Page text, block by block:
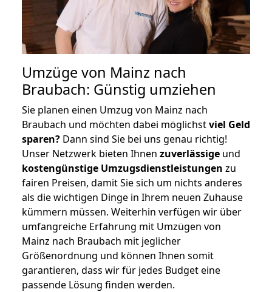
Umzüge von Mainz nach
Braubach: Günstig umziehen
Sie planen einen Umzug von Mainz nach
Braubach und möchten dabei möglichstviel Geld
sparen? Dann sind Sie bei uns genau richtig!
Unser Netzwerk bieten Ihnen zuverlässige und
kostengünstige Umzugsdienstleistungen zu
fairen Preisen, damit Sie sich um nichts anderes
als die wichtigen Dinge in Ihrem neuen Zuhause
kümmern müssen. Weiterhin verfügen wir über
umfangreiche Erfahrung mit Umzügen von
Mainz nach Braubach mit jeglicher
Größenordnung und können Ihnen somit
garantieren, dass wir für jedes Budget eine
passende Lösung finden werden.